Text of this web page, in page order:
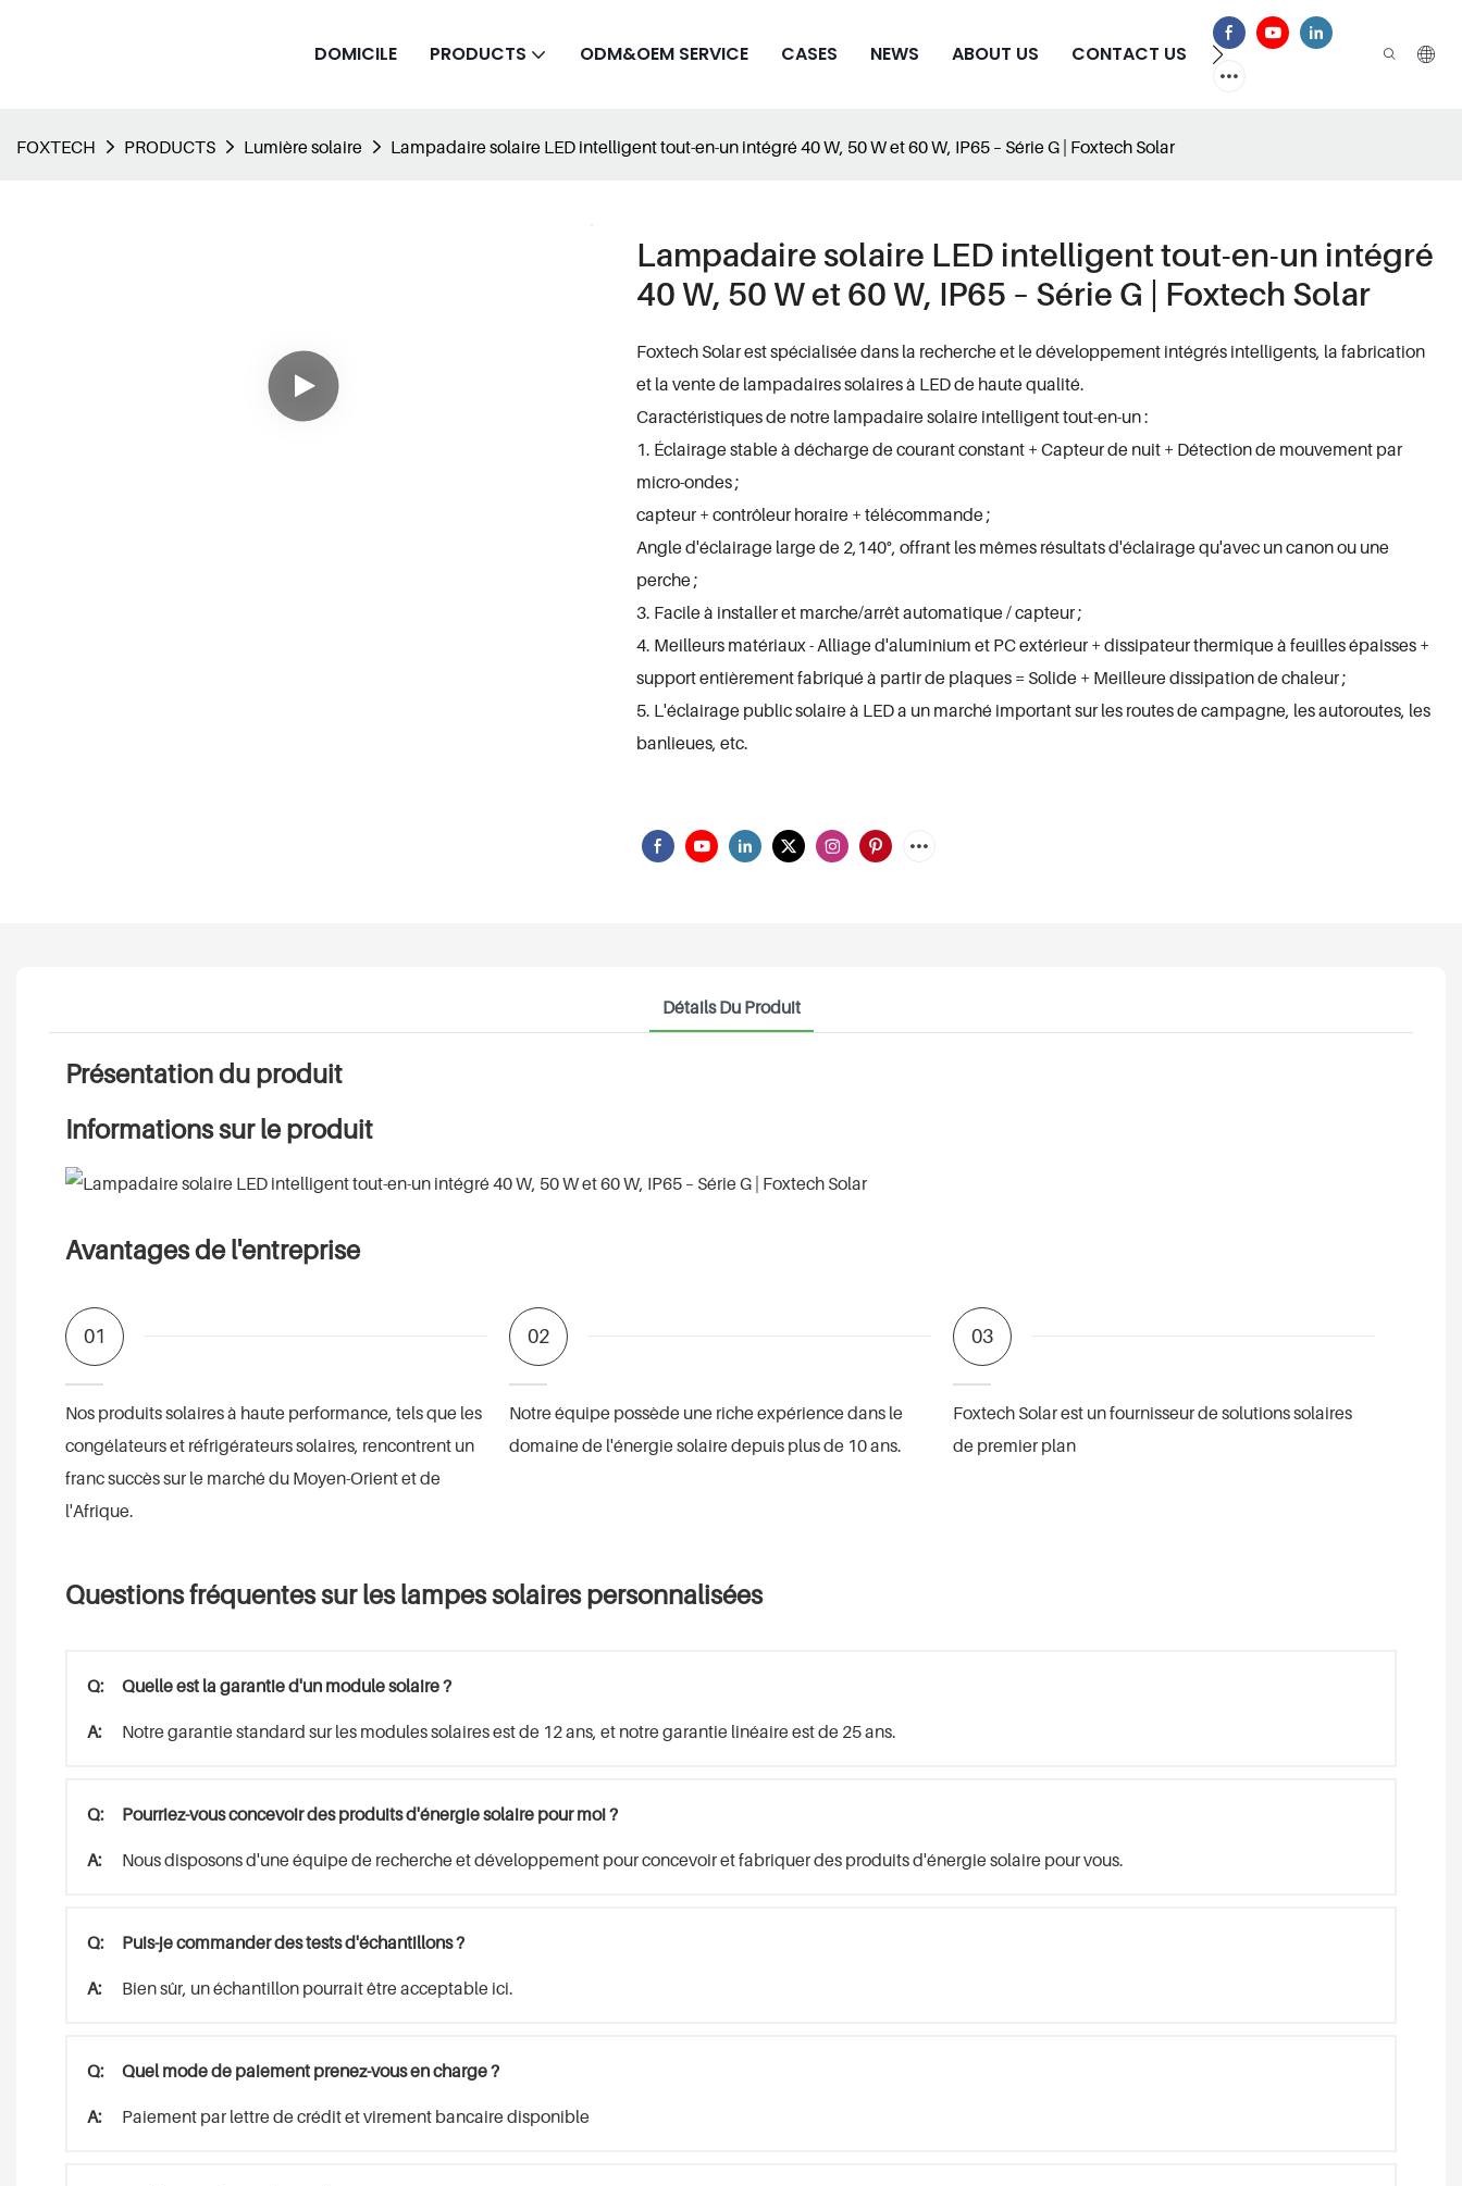
DOMICILE PRODUCTS ODM&OEM SERVICE CASES NEWS ABOUT US CONTACT US FAQ
FOXTECH PRODUCTS Lumière solaire Lampadaire solaire LED intelligent tout-en-un intégré 40 W, 50 W et 60 W, IP65 – Série G | Foxtech Solar
Lampadaire solaire LED intelligent tout-en-un intégré
40 W, 50 W et 60 W, IP65 – Série G | Foxtech Solar
Foxtech Solar est spécialisée dans la recherche et le développement intégrés intelligents, la fabrication
et la vente de lampadaires solaires à LED de haute qualité.
Caractéristiques de notre lampadaire solaire intelligent tout-en-un :
1. Éclairage stable à décharge de courant constant + Capteur de nuit + Détection de mouvement par
micro-ondes ;
capteur + contrôleur horaire + télécommande ;
Angle d'éclairage large de 2,140°, offrant les mêmes résultats d'éclairage qu'avec un canon ou une
perche ;
3. Facile à installer et marche/arrêt automatique / capteur ;
4. Meilleurs matériaux - Alliage d'aluminium et PC extérieur + dissipateur thermique à feuilles épaisses +
support entièrement fabriqué à partir de plaques = Solide + Meilleure dissipation de chaleur ;
5. L'éclairage public solaire à LED a un marché important sur les routes de campagne, les autoroutes, les
banlieues, etc.
Détails Du Produit
Présentation du produit
Informations sur le produit
Avantages de l'entreprise
01
Nos produits solaires à haute performance, tels que les
congélateurs et réfrigérateurs solaires, rencontrent un
franc succès sur le marché du Moyen-Orient et de
l'Afrique.
02
Notre équipe possède une riche expérience dans le
domaine de l'énergie solaire depuis plus de 10 ans.
03
Foxtech Solar est un fournisseur de solutions solaires
de premier plan
Questions fréquentes sur les lampes solaires personnalisées
Q: Quelle est la garantie d'un module solaire ?
A: Notre garantie standard sur les modules solaires est de 12 ans, et notre garantie linéaire est de 25 ans.
Q: Pourriez-vous concevoir des produits d'énergie solaire pour moi ?
A: Nous disposons d'une équipe de recherche et développement pour concevoir et fabriquer des produits d'énergie solaire pour vous.
Q: Puis-je commander des tests d'échantillons ?
A: Bien sûr, un échantillon pourrait être acceptable ici.
Q: Quel mode de paiement prenez-vous en charge ?
A: Paiement par lettre de crédit et virement bancaire disponible